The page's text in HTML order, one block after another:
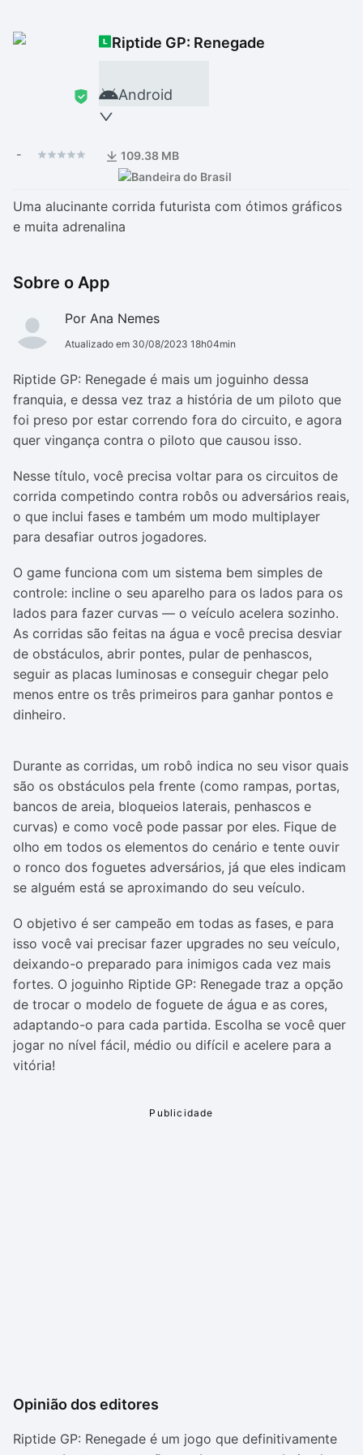
Riptide GP: Renegade
Android
- 109.38 MB
Uma alucinante corrida futurista com ótimos gráficos
e muita adrenalina
Sobre o App
Por Ana Nemes
Atualizado em 30/08/2023 18h04min
Riptide GP: Renegade é mais um joguinho dessa
franquia, e dessa vez traz a história de um piloto que
foi preso por estar correndo fora do circuito, e agora
quer vingança contra o piloto que causou isso.
Nesse título, você precisa voltar para os circuitos de
corrida competindo contra robôs ou adversários reais,
o que inclui fases e também um modo multiplayer
para desafiar outros jogadores.
O game funciona com um sistema bem simples de
controle: incline o seu aparelho para os lados para os
lados para fazer curvas — o veículo acelera sozinho.
As corridas são feitas na água e você precisa desviar
de obstáculos, abrir pontes, pular de penhascos,
seguir as placas luminosas e conseguir chegar pelo
menos entre os três primeiros para ganhar pontos e
dinheiro.
Durante as corridas, um robô indica no seu visor quais
são os obstáculos pela frente (como rampas, portas,
bancos de areia, bloqueios laterais, penhascos e
curvas) e como você pode passar por eles. Fique de
olho em todos os elementos do cenário e tente ouvir
o ronco dos foguetes adversários, já que eles indicam
se alguém está se aproximando do seu veículo.
O objetivo é ser campeão em todas as fases, e para
isso você vai precisar fazer upgrades no seu veículo,
deixando-o preparado para inimigos cada vez mais
fortes. O joguinho Riptide GP: Renegade traz a opção
de trocar o modelo de foguete de água e as cores,
adaptando-o para cada partida. Escolha se você quer
jogar no nível fácil, médio ou difícil e acelere para a
vitória!
Opinião dos editores
Riptide GP: Renegade é um jogo que definitivamente